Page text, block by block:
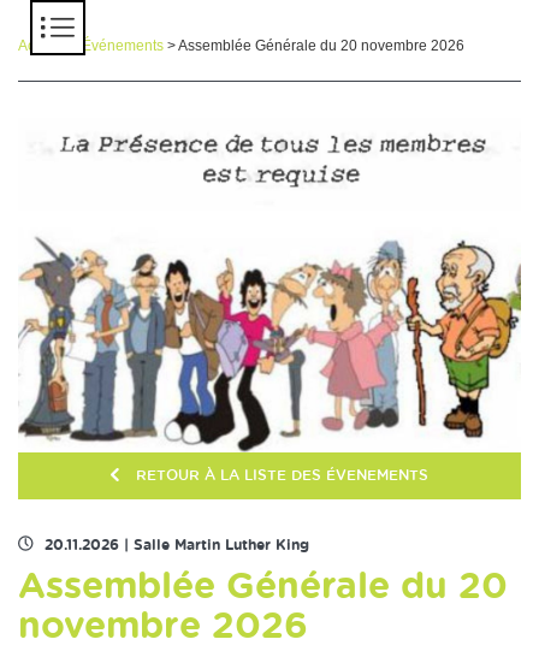
Accueil Événements > Assemblée Générale du 20 novembre 2026
RETOUR À LA LISTE DES ÉVENEMENTS
20.11.2026 Salle Martin Luther King
Assemblée Générale du 20
novembre 2026